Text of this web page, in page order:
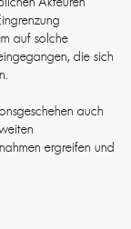
auf solche
die sich
auch
ergreifen und